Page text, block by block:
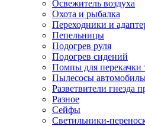
Освежитель воздуха
Охота и рыбалка
Переходники и
Пепельницы
Подогрев руля
Подогрев сидений
Помпы для перекачки
Пылесосы
Разветвители гнезда
Разное
Сейфы
Светильники-